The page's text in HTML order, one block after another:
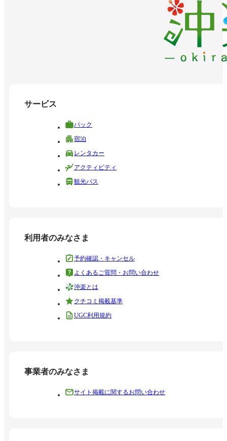
サービス
パック
宿泊
レンタカー
アクティビティ
観光バス
利用者のみなさま
予約確認・キャンセル
よくあるご質問・お問い合わせ
沖楽とは
クチコミ掲載基準
UGC利用規約
事業者のみなさま
サイト掲載に関するお問い合わせ